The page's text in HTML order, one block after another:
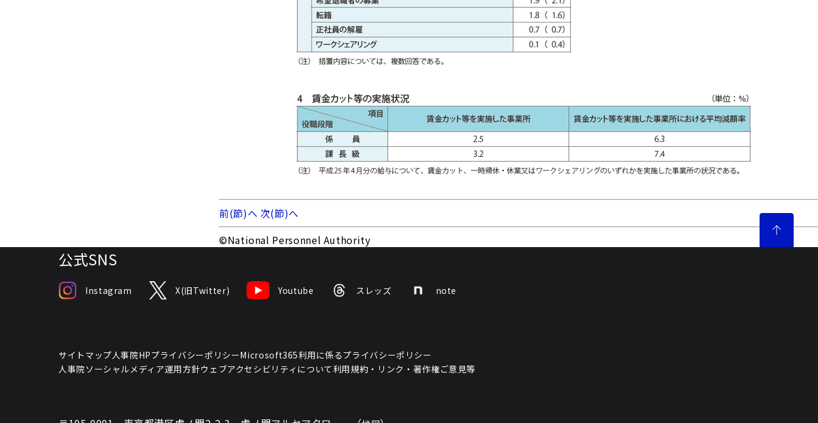
前(節)へ 次(節)へ
©National Personnel Authority
公式SNS
Instagram X(旧Twitter) Youtube スレッズ note
サイトマップ人事院HPプライバシーポリシーMicrosoft365利用に係るプライバシーポリシー
人事院ソーシャルメディア運用方針ウェブアクセシビリティについて 利用規約・リンク・著作権ご意見等